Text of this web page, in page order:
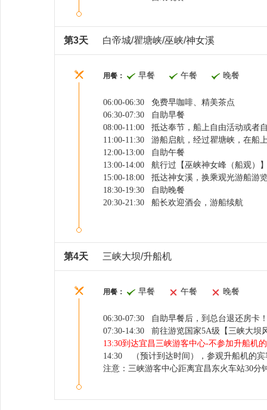
第3天 白帝城/瞿塘峡/巫峡/神女溪
用餐： 早餐 午餐 晚餐
06:00-06:30 免费早咖啡、精美茶点
06:30-07:30 自助早餐
08:00-11:00 抵达奉节， 船上自由活动或者
11:00-11:30 游船启航，经过瞿塘峡，在船
12:00-13:00 自助午餐
13:00-14:00 航行过【巫峡神女峰（船观）
15:00-18:00 抵达神女溪， 换乘观光游船游
18:30-19:30 自助晚餐
20:30-21:30 船长欢迎酒会，游船续航
第4天 三峡大坝/升船机
用餐： 早餐 午餐 晚餐
06:30-07:30 自助早餐后，到总台退还房卡
07:30-14:30 前往游览国家5A级【三峡大坝
13:30到达宜昌三峡游客中心-不参加升船机
14:30 （预计到达时间），参观升船机的宾
注意：三峡游客中心距离宜昌东火车站30